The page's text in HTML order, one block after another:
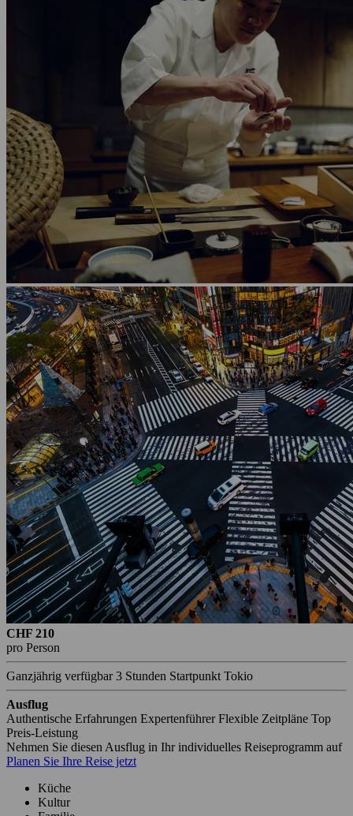
CHF 210
pro Person
Ganzjährig verfügbar3 Stunden Startpunkt Tokio
Ausflug
Authentische Erfahrungen Expertenführer Flexible Zeitpläne Top
Preis-Leistung
Nehmen Sie diesen Ausflug in Ihr individuelles Reiseprogramm auf
Planen Sie Ihre Reise jetzt
Küche
Kultur